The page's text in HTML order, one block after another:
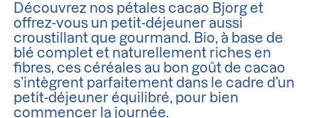
Découvrez nos pétales cacao Bjorg et
offrez-vous un petit-déjeuner aussi
croustillant que gourmand. Bio, à base de
blé complet et naturellement riches en
fibres, ces céréales au bon goût de cacao
s’intègrent parfaitement dans le cadre d’un
petit-déjeuner équilibré, pour bien
commencer la journée.